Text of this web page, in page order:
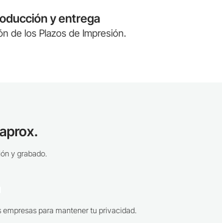
y entrega
de los Plazos de Impresión.
y grabado.
para mantener tu privacidad.